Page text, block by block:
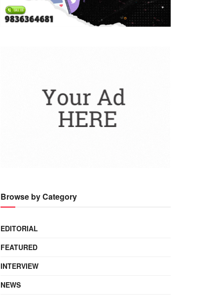
Browse by Category
EDITORIAL
FEATURED
INTERVIEW
NEWS